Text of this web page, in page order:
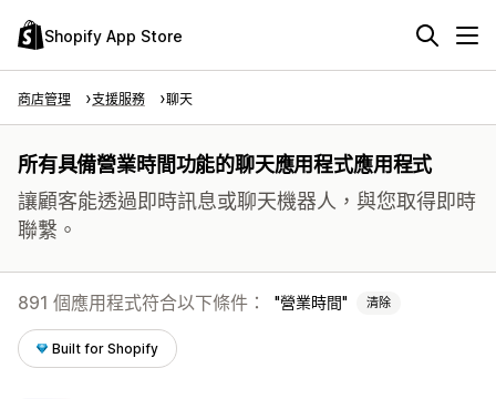
Shopify App Store
商店管理 支援服務 聊天
所有具備營業時間功能的聊天應用程式應用程式
讓顧客能透過即時訊息或聊天機器人，與您取得即時
聯繫。
891 個應用程式符合以下條件： 營業時間 清除
Built for Shopify